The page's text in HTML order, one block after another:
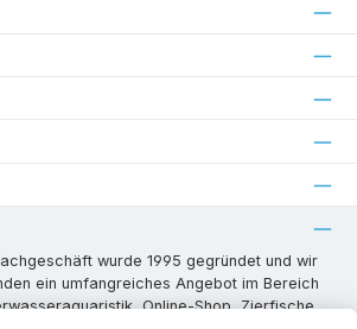
wurde 1995 gegründet und wir
ein umfangreiches Angebot im Bereich
Online-Shop, Zierfische,